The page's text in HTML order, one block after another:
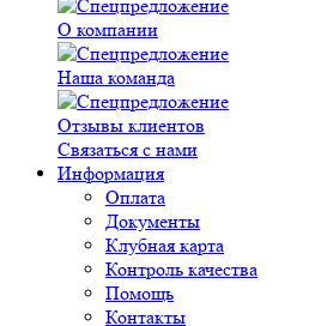
О компании
Наша команда
Отзывы клиентов
Связаться с нами
Информация
Оплата
Документы
Клубная карта
Контроль качества
Помощь
Контакты